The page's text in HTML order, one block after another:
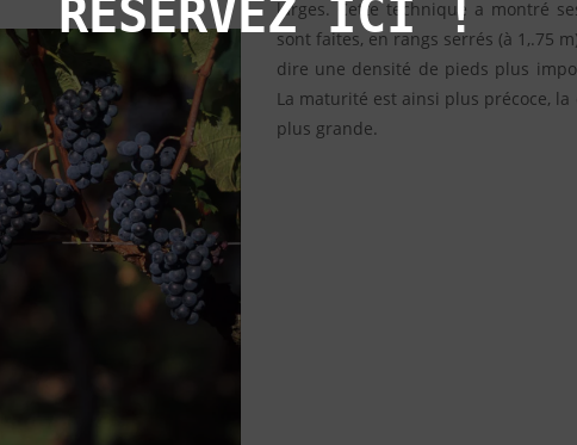
larges. Cette technique a montré
sont faites, en rangs serrés (à 1,.75
dire une densité de pieds plus
La maturité est ainsi plus précoce,
plus grande.
RESERVEZ ICI !